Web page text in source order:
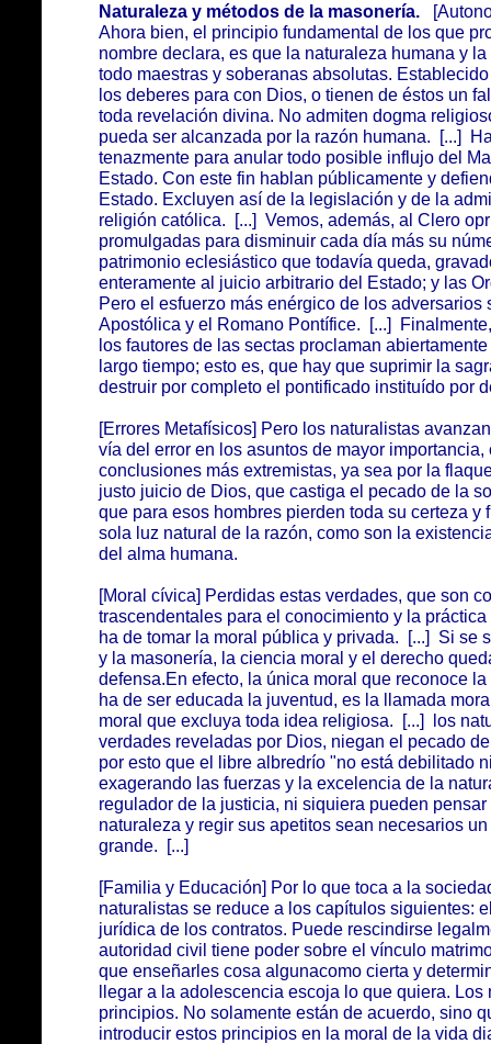
Naturaleza y métodos de la masonería.
Ahora bien, el principio fundamental de los que
nombre declara, es que la naturaleza humana y
todo maestras y soberanas absolutas.
los deberes para con Dios, o tienen de éstos un
toda revelación divina. No admiten dogma
pueda ser alcanzada por la razón humana. [...]
tenazmente para anular todo posible influjo del
Estado. Con este fin hablan públicamente y
Estado. Excluyen así de la legislación y de la
religión católica. [...] Vemos, además, al Clero
promulgadas para disminuir cada día más su
patrimonio eclesiástico que todavía queda,
enteramente al juicio arbitrario del Estado; y las
Pero el esfuerzo más enérgico de los
Apostólica y el Romano Pontífice. [...]
los fautores de las sectas proclaman
largo tiempo; esto es, que hay que suprimir la
destruir por completo el pontificado instituído por
[Errores Metafísicos] Pero los naturalistas
vía del error en los asuntos de mayor
conclusiones más extremistas, ya sea por la
justo juicio de Dios, que castiga el pecado de la
que para esos hombres pierden toda su certeza
sola luz natural de la razón, como son la
del alma humana.
[Moral cívica] Perdidas estas verdades, que son
trascendentales para el conocimiento y la
ha de tomar la moral pública y privada. [...] Si se
y la masonería, la ciencia moral y el derecho
defensa.En efecto, la única moral que reconoce
ha de ser educada la juventud, es la llamada
moral que excluya toda idea religiosa. [...] los
verdades reveladas por Dios, niegan el pecado
por esto que el libre albredrío "no está debilitado
exagerando las fuerzas y la excelencia de la
regulador de la justicia, ni siquiera pueden
naturaleza y regir sus apetitos sean necesarios
grande. [...]
[Familia y Educación] Por lo que toca a la
naturalistas se reduce a los capítulos siguientes:
jurídica de los contratos. Puede rescindirse
autoridad civil tiene poder sobre el vínculo
que enseñarles cosa algunacomo cierta y
llegar a la adolescencia escoja lo que quiera.
principios. No solamente están de acuerdo, sino
introducir estos principios en la moral de la vida